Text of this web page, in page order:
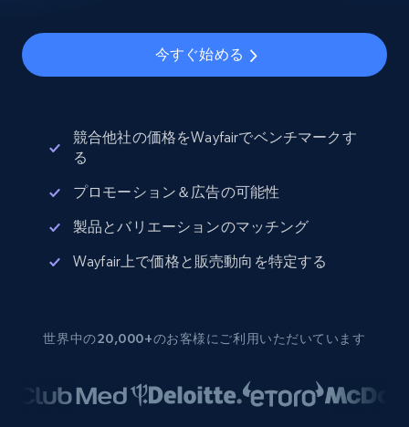
今すぐ始める
競合他社の価格をWayfairでベンチマークす
る
プロモーション＆広告の可能性
製品とバリエーションのマッチング
Wayfair上で価格と販売動向を特定する
世界中の20,000+のお客様にご利用いただいています